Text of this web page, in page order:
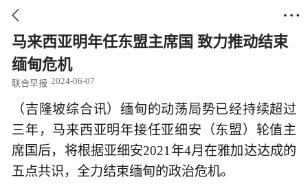
 
马来西亚明年任东盟主席国 致力推动结束
缅甸危机
联合早报 2024-06-07
（吉隆坡综合讯）缅甸的动荡局势已经持续超过
三年，马来西亚明年接任亚细安（东盟）轮值主
席国后，将根据亚细安2021年4月在雅加达达成的
五点共识，全力结束缅甸的政治危机。